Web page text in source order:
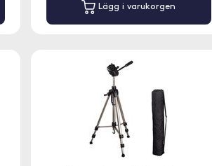
Lägg i varukorgen